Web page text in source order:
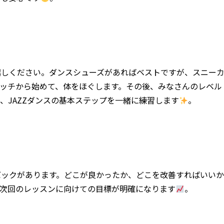
ください。ダンスシューズがあればベストですが、スニーカ
チから始めて、体をほぐします。その後、みなさんのレベル
JAZZダンスの基本ステップを一緒に練習します
。
クがあります。どこが良かったか、どこを改善すればいいか
回のレッスンに向けての目標が明確になります
。